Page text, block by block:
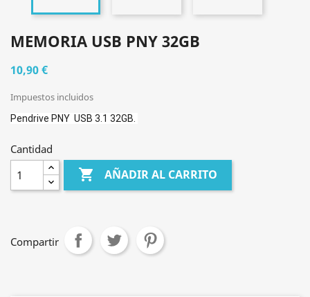
MEMORIA USB PNY 32GB
10,90 €
Impuestos incluidos
Pendrive PNY USB 3.1 32GB.
Cantidad
 AÑADIR AL CARRITO
Compartir